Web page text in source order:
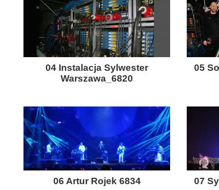
04 Instalacja Sylwester
Warszawa_6820
05
06 Artur Rojek 6834 07